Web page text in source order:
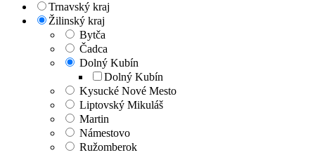
Trnavský kraj
Žilinský kraj
Bytča
Čadca
Dolný Kubín
Dolný Kubín
Kysucké Nové Mesto
Liptovský Mikuláš
Martin
Námestovo
Ružomberok